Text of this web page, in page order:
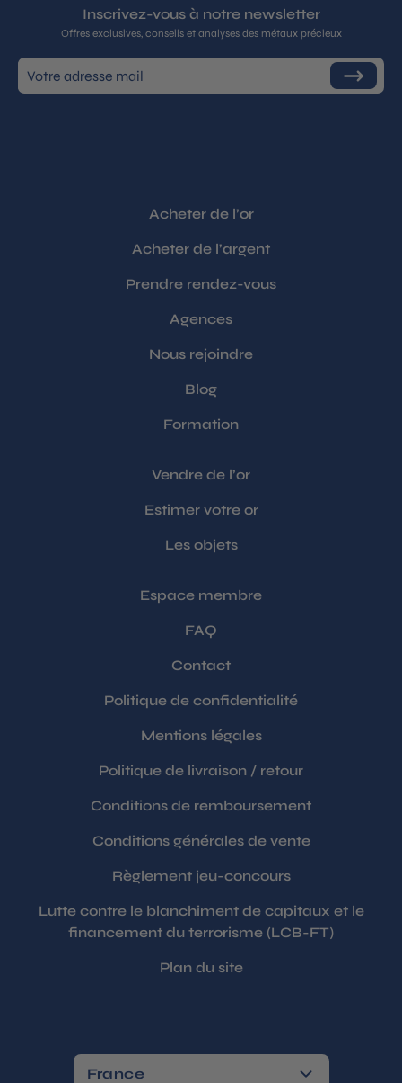
Inscrivez-vous à notre newsletter
Offres exclusives, conseils et analyses des métaux précieux
Inscrivez-
vous
S'inscrire
Acheter de l’or
Acheter de l’argent
Prendre rendez-vous
Agences
Nous rejoindre
Blog
Formation
Vendre de l’or
Estimer votre or
Les objets
Espace membre
FAQ
Contact
Politique de confidentialité
Mentions légales
Politique de livraison / retour
Conditions de remboursement
Conditions générales de vente
Règlement jeu-concours
Lutte contre le blanchiment de capitaux et le
financement du terrorisme (LCB-FT)
Plan du site
France